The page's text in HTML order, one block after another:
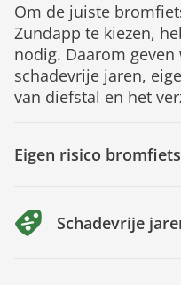
Om de juiste
Zundapp te kiezen,
nodig. Daarom
schadevrije jaren,
van diefstal en het
Eigen risico
Schadevrije